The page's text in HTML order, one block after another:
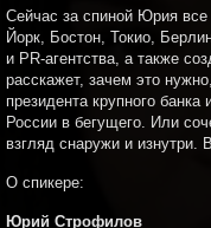
Сейчас за спиной Юрия
Йорк, Бостон, Токио,
и PR-агентства, а также
расскажет, зачем это
президента крупного
России в бегущего. Или
взгляд снаружи и изнутри.
О спикере:
Юрий Строфилов